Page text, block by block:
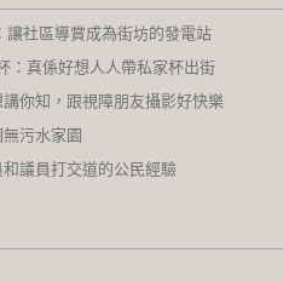
讓社區導賞成為街坊的發電站
：真係好想人人帶私家杯出街
你知，跟視障朋友攝影好快樂
污水家園
議員打交道的公民經驗